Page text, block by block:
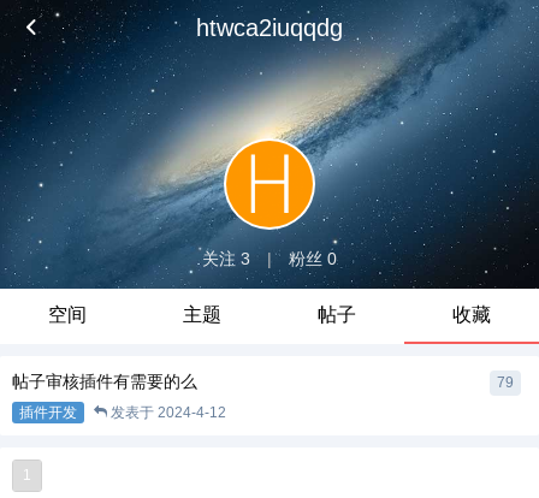
htwca2iuqqdg
关注 3 | 粉丝 0
空间 主题 帖子 收藏
帖子审核插件有需要的么
插件开发 发表于 2024-4-12
79
1